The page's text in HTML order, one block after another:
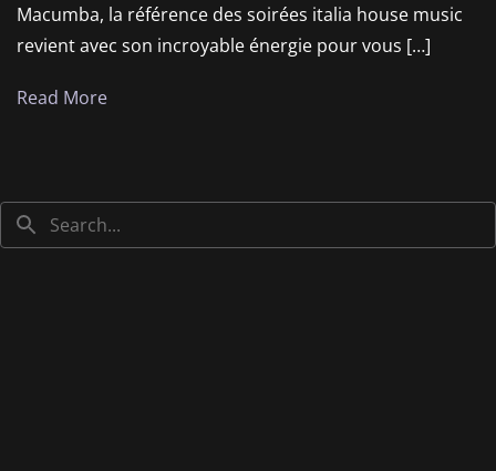
Macumba, la référence des soirées italia house music
revient avec son incroyable énergie pour vous […]
Read More